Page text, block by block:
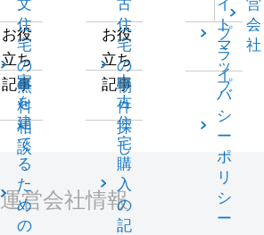
文
住
宅
の
無
料
相
談
お役
立ち
記事
家
を
建
て
る
た
め
の
古
住
宅
の
物
件
探
し
お役
立ち
記事
中
古
住
宅
購
入
の
記
イ
ト
マ
ッ
プ
営
会
社
プ
ラ
イ
バ
シ
ー
ポ
リ
シ
ー
運営会社情報